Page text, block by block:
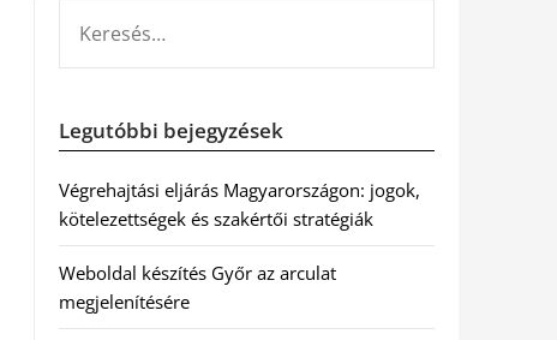
Legutóbbi bejegyzések
Végrehajtási eljárás Magyarországon: jogok,
kötelezettségek és szakértői stratégiák
Weboldal készítés Győr az arculat
megjelenítésére